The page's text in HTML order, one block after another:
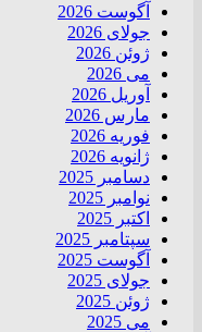
آگوست 2026
جولای 2026
ژوئن 2026
می 2026
آوریل 2026
مارس 2026
فوریه 2026
ژانویه 2026
دسامبر 2025
نوامبر 2025
اکتبر 2025
سپتامبر 2025
آگوست 2025
جولای 2025
ژوئن 2025
می 2025